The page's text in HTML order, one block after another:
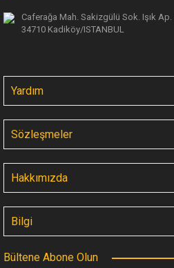
Caferağa Mah. Sakizgülü Sok. Işık Ap.
34710 Kadiköy/ISTANBUL
Yardım
Sözleşmeler
Hakkımızda
Bilgi
Bültene Abone Olun